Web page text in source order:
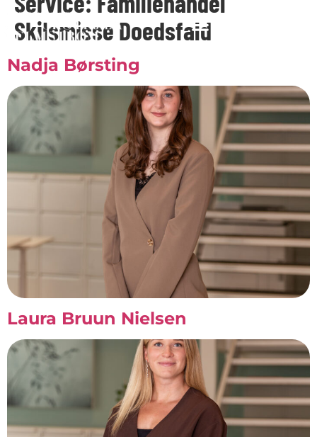
Skilsmisse Doedsfald
Nadja Børsting
Laura Bruun Nielsen